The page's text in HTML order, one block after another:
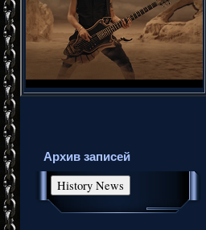
Архив записей